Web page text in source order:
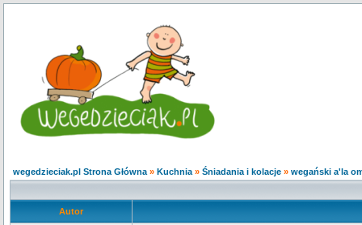
wegedzieciak.pl Strona Główna » Kuchnia » Śniadania i kolacje » wegański a'la
Autor